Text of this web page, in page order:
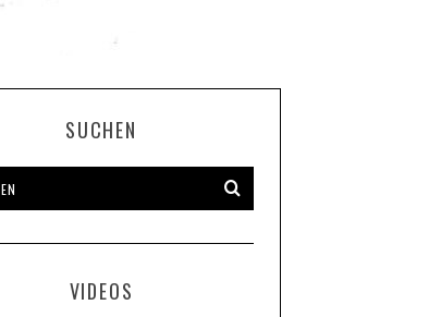
SUCHEN
VIDEOS